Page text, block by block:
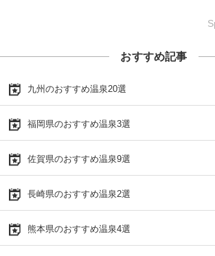
おすすめ記事
九州のおすすめ温泉20選
福岡県のおすすめ温泉3選
佐賀県のおすすめ温泉9選
長崎県のおすすめ温泉2選
熊本県のおすすめ温泉4選